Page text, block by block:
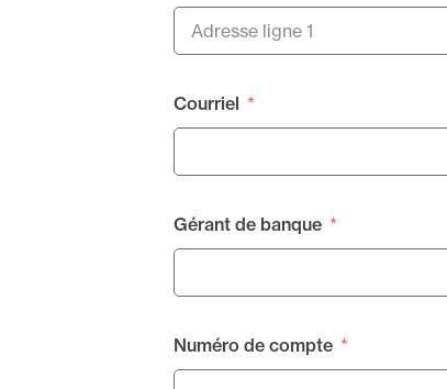
Courriel
Gérant de banque
Numéro de compte